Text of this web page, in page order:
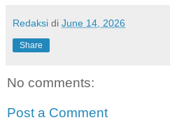
Redaksi di June 14, 2026
Share
No comments:
Post a Comment